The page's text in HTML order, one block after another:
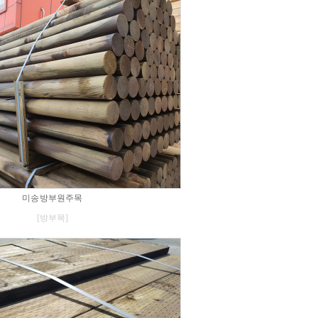
미송 방부원주목
[방부목]